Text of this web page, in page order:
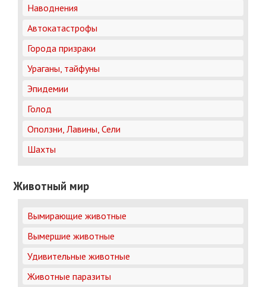
Наводнения
Автокатастрофы
Города призраки
Ураганы, тайфуны
Эпидемии
Голод
Оползни, Лавины, Сели
Шахты
Животный мир
Вымирающие животные
Вымершие животные
Удивительные животные
Животные паразиты